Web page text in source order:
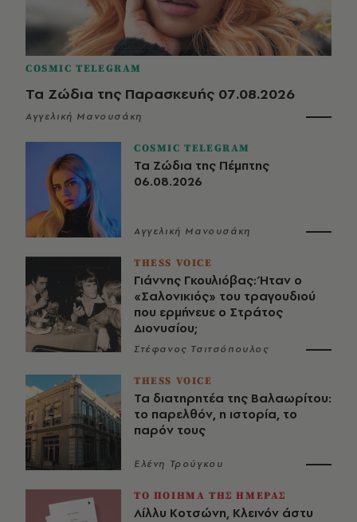
COSMIC TELEGRAM
Τα Ζώδια της Παρασκευής 07.08.2026
Αγγελική Μανουσάκη
COSMIC TELEGRAM
Τα Ζώδια της Πέμπτης
06.08.2026
Αγγελική Μανουσάκη
THESS VOICE
Γιάννης Γκουλιόβας: Ήταν ο
«Σαλονικιός» του τραγουδιού
που ερμήνευε ο Στράτος
Διονυσίου;
Στέφανος Τσιτσόπουλος
THESS VOICE
Τα διατηρητέα της Βαλαωρίτου:
το παρελθόν, η ιστορία, το
παρόν τους
Ελένη Τρούγκου
ΤΟ ΠΟΙΗΜΑ ΤΗΣ ΗΜΕΡΑΣ
Λίλλυ Κοτσώνη, Κλεινόν άστυ